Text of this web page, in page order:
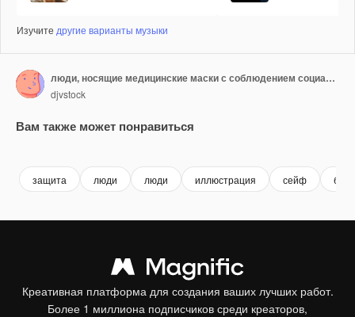
Изучите другие варианты музыки
люди, носящие медицинские маски с соблюдением социальной дистанции
djvstock
Вам также может понравиться
защита люди люди иллюстрация сейф
Креативная платформа для создания ваших лучших работ.
Более 1 миллиона подписчиков среди креаторов,